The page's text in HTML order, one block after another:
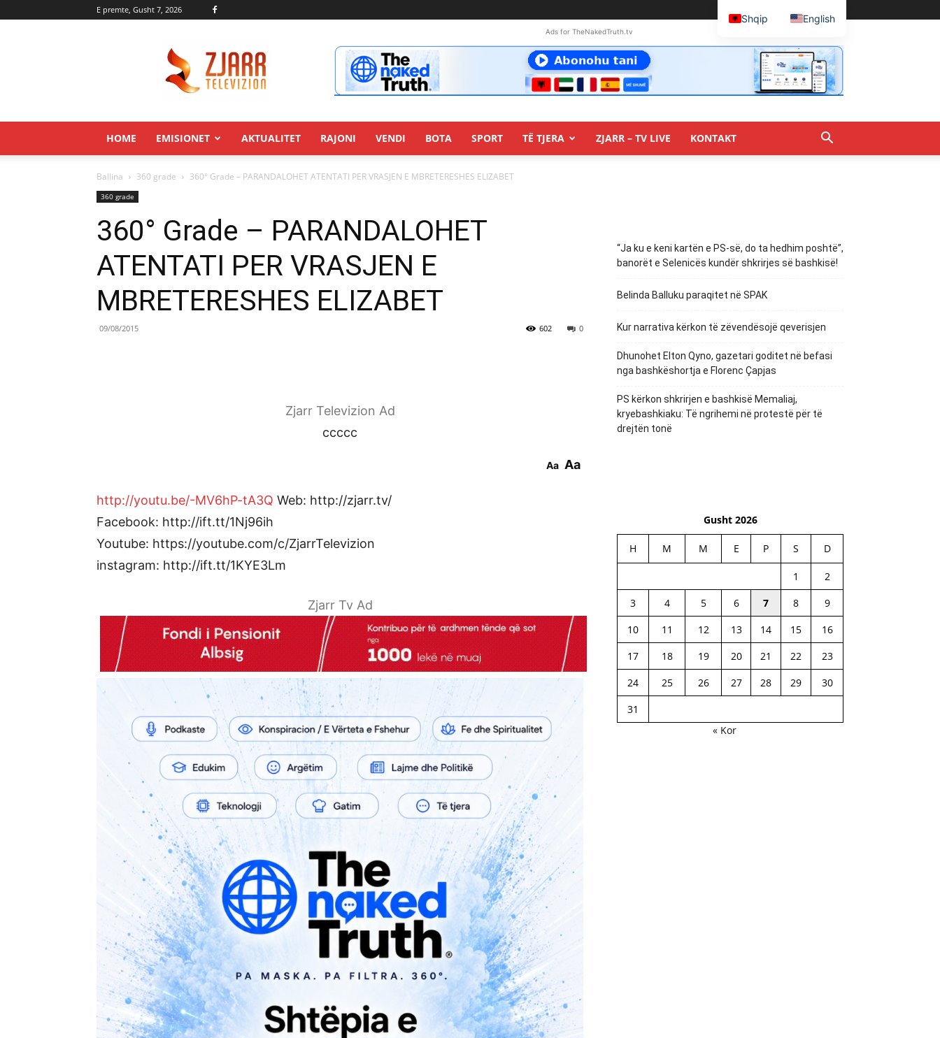
E premte, Gusht 7, 2026
Ads for TheNakedTruth.tv
HOME EMISIONET AKTUALITET RAJONI VENDI BOTA SPORT TË TJERA ZJARR – TV LIVE KONTAKT
Ballina 360 grade 360° Grade – PARANDALOHET ATENTATI PER VRASJEN E MBRETERESHES ELIZABET
360 grade
360° Grade – PARANDALOHET
ATENTATI PER VRASJEN E
MBRETERESHES ELIZABET
09/08/2015 0
602
Zjarr Televizion Ad
ccccc
Aa Aa
http://youtu.be/-MV6hP-tA3Q Web: http://zjarr.tv/
Facebook: http://ift.tt/1Nj96ih
Youtube: https://youtube.com/c/ZjarrTelevizion
instagram: http://ift.tt/1KYE3Lm
Zjarr Tv Ad
“Ja ku e keni kartën e PS-së, do ta hedhim poshtë”,
banorët e Selenicës kundër shkrirjes së bashkisë!
Belinda Balluku paraqitet në SPAK
Kur narrativa kërkon të zëvendësojë qeverisjen
Dhunohet Elton Qyno, gazetari goditet në befasi
nga bashkëshortja e Florenc Çapjas
PS kërkon shkrirjen e bashkisë Memaliaj,
kryebashkiaku: Të ngrihemi në protestë për të
drejtën tonë
Gusht 2026
H M M E P S D
1
2
3
4 5 6 7 8
9
10
11 12 13 14 15
16
17
18 19 20 21 22
23
24
25 26 27 28 29
30
31
« Kor
Shqip English